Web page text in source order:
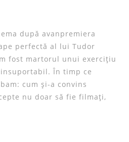
după avanpremiera
perfectă al lui Tudor
fost martorul unui exercițiu
În timp ce
cum și-a convins
nu doar să fie filmați,